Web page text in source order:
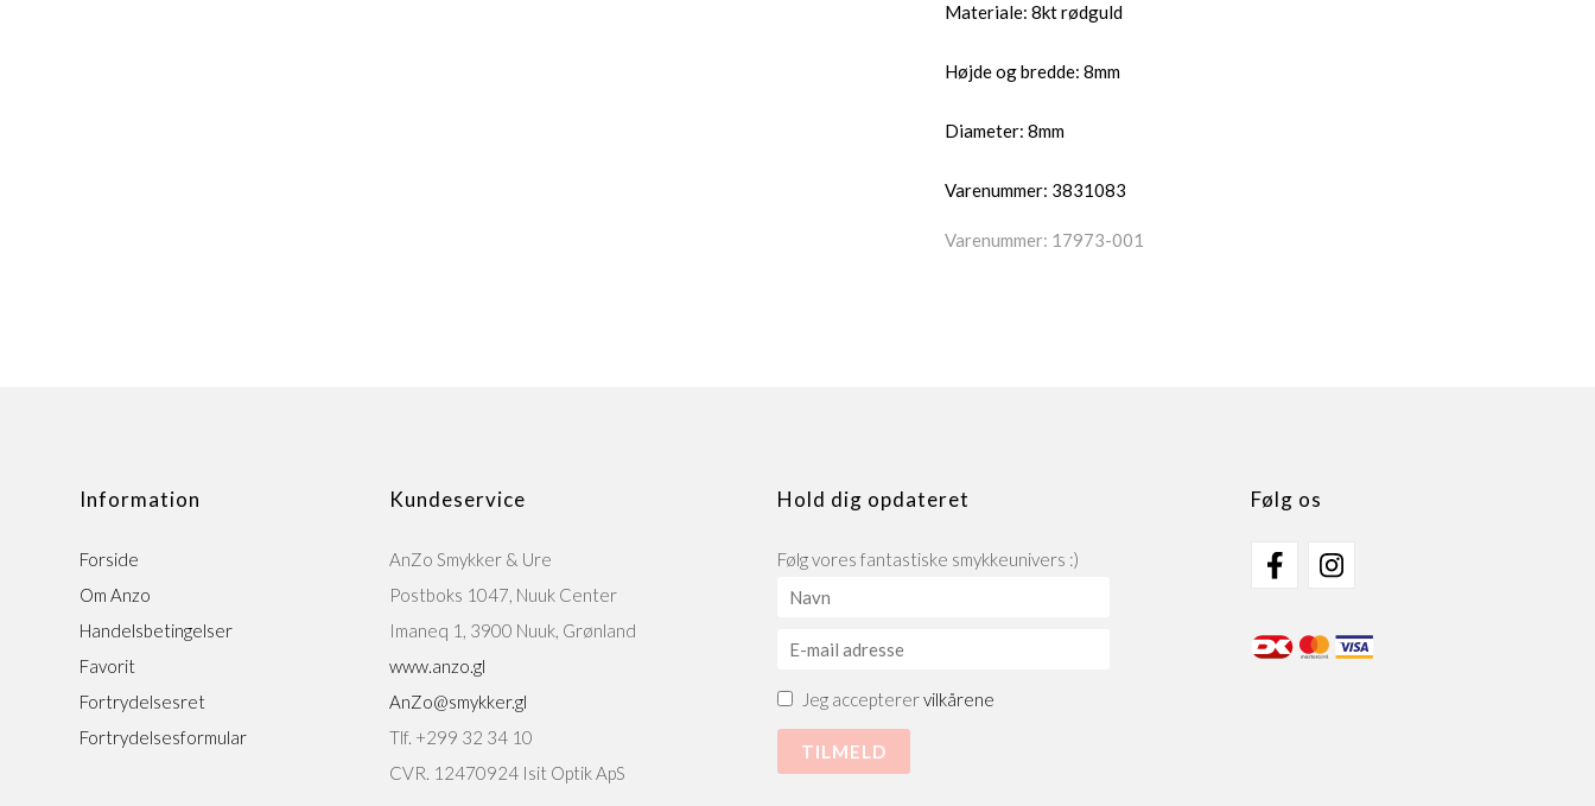
Materiale: 8kt rødguld
Højde og bredde: 8mm
Diameter: 8mm
Varenummer: 3831083
Varenummer: 17973-001
Information
Forside
Om Anzo
Handelsbetingelser
Favorit
Fortrydelsesret
Fortrydelsesformular
Kundeservice
AnZo Smykker & Ure
Postboks 1047, Nuuk Center
Imaneq 1, 3900 Nuuk, Grønland
www.anzo.gl
AnZo@smykker.gl
Tlf. +299 32 34 10
CVR. 12470924 Isit Optik ApS
Hold dig opdateret
Følg vores fantastiske smykkeunivers :)
Jeg accepterervilkårene
Følg os